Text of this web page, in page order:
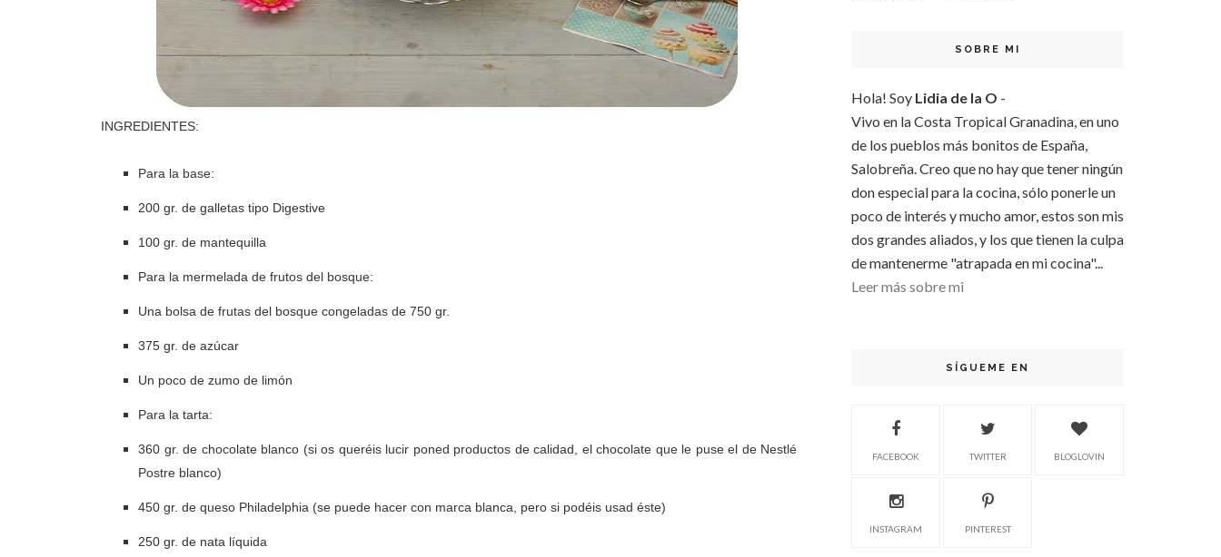
INGREDIENTES:
Para la base:
200 gr. de galletas tipo Digestive
100 gr. de mantequilla
Para la mermelada de frutos del bosque:
Una bolsa de frutas del bosque congeladas de 750 gr.
375 gr. de azúcar
Un poco de zumo de limón
Para la tarta:
360 gr. de chocolate blanco (si os queréis lucir poned productos de calidad, el chocolate que le puse el de Nestlé
Postre blanco)
450 gr. de queso Philadelphia (se puede hacer con marca blanca, pero si podéis usad éste)
250 gr. de nata líquida
SOBRE MI
Hola! Soy Lidia de la O -
Vivo en la Costa Tropical Granadina, en uno
de los pueblos más bonitos de España,
Salobreña. Creo que no hay que tener ningún
don especial para la cocina, sólo ponerle un
poco de interés y mucho amor, estos son mis
dos grandes aliados, y los que tienen la culpa
de mantenerme "atrapada en mi cocina"...
Leer más sobre mi
SÍGUEME EN
FACEBOOK TWITTER BLOGLOVIN
INSTAGRAM PINTEREST